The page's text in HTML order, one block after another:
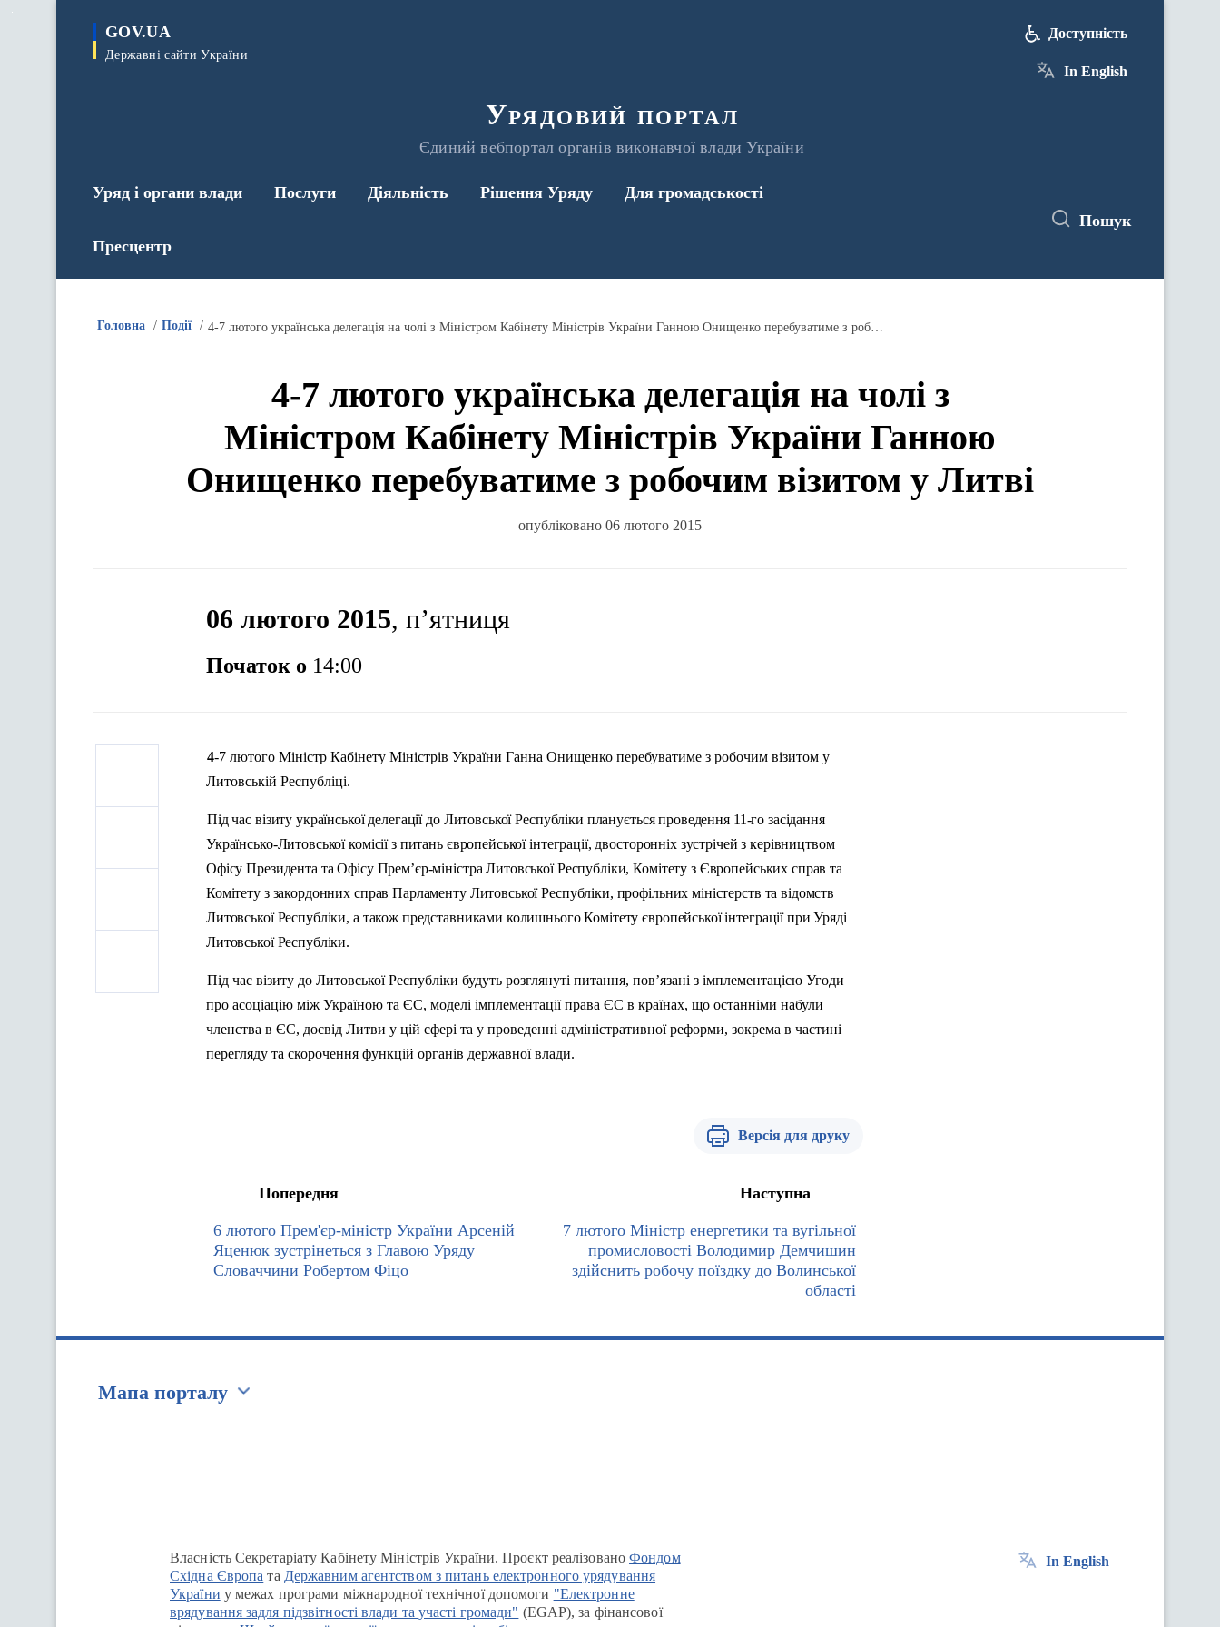
GOV.UA
Державні сайти України
Урядовий портал
Єдиний вебпортал органів виконавчої влади України
Доступність
In English
Уряд і органи влади Послуги Діяльність Рішення Уряду Для громадськості
Пресцентр
Пошук
Головна Події 4-7 лютого українська делегація на чолі з Міністром Кабінету Міністрів України Ганною Онищенко перебуватиме з робочим візитом у Литві
4-7 лютого українська делегація на чолі з
Міністром Кабінету Міністрів України Ганною
Онищенко перебуватиме з робочим візитом у Литві
опубліковано 06 лютого 2015
06 лютого 2015, п’ятниця
Початок о 14:00
4-7 лютого Міністр Кабінету Міністрів України Ганна Онищенко перебуватиме з робочим візитом у
Литовській Республіці.
Під час візиту української делегації до Литовської Республіки планується проведення 11-го засідання
Українсько-Литовської комісії з питань європейської інтеграції, двосторонніх зустрічей з керівництвом
Офісу Президента та Офісу Прем’єр-міністра Литовської Республіки, Комітету з Європейських справ та
Комітету з закордонних справ Парламенту Литовської Республіки, профільних міністерств та відомств
Литовської Республіки, а також представниками колишнього Комітету європейської інтеграції при Уряді
Литовської Республіки.
Під час візиту до Литовської Республіки будуть розглянуті питання, пов’язані з імплементацією Угоди
про асоціацію між Україною та ЄС, моделі імплементації права ЄС в країнах, що останніми набули
членства в ЄС, досвід Литви у цій сфері та у проведенні адміністративної реформи, зокрема в частині
перегляду та скорочення функцій органів державної влади.
Версія для друку
Попередня
6 лютого Прем'єр-міністр України Арсеній
Яценюк зустрінеться з Главою Уряду
Словаччини Робертом Фіцо
Наступна
7 лютого Міністр енергетики та вугільної
промисловості Володимир Демчишин
здійснить робочу поїздку до Волинської
області
Мапа порталу
Власність Секретаріату Кабінету Міністрів України. Проєкт реалізованоФондом
Східна Європа та Державним агентством з питань електронного урядування
України у межах програми міжнародної технічної допомоги "Електронне
врядування задля підзвітності влади та участі громади" (EGAP), за фінансової
In English